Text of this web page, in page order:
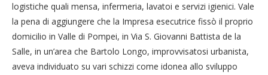
logistiche quali mensa, infermeria, lavatoi e servizi igienici. Vale
la pena di aggiungere che la Impresa esecutrice fissò il proprio
domicilio in Valle di Pompei, in Via S. Giovanni Battista de la
Salle, in un’area che Bartolo Longo, improvvisatosi urbanista,
aveva individuato su vari schizzi come idonea allo sviluppo